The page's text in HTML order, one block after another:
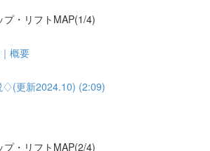
・リフトMAP(1/4)
概要
♢(更新2024.10) (2:09)
・リフトMAP(2/4)